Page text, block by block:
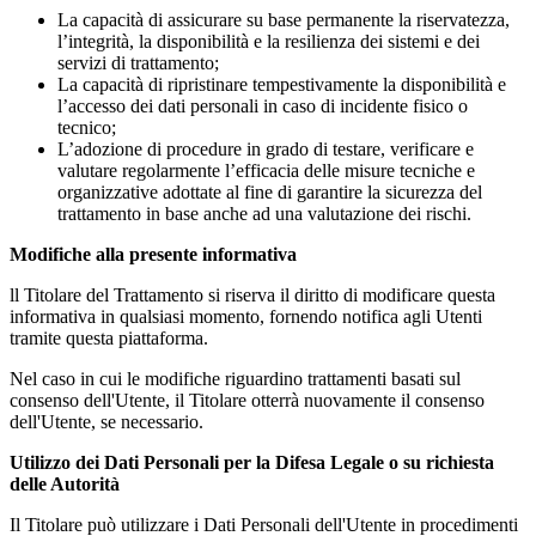
La capacità di assicurare su base permanente la riservatezza,
l’integrità, la disponibilità e la resilienza dei sistemi e dei
servizi di trattamento;
La capacità di ripristinare tempestivamente la disponibilità e
l’accesso dei dati personali in caso di incidente fisico o
tecnico;
L’adozione di procedure in grado di testare, verificare e
valutare regolarmente l’efficacia delle misure tecniche e
organizzative adottate al fine di garantire la sicurezza del
trattamento in base anche ad una valutazione dei rischi.
Modifiche alla presente informativa
ll Titolare del Trattamento si riserva il diritto di modificare questa
informativa in qualsiasi momento, fornendo notifica agli Utenti
tramite questa piattaforma.
Nel caso in cui le modifiche riguardino trattamenti basati sul
consenso dell'Utente, il Titolare otterrà nuovamente il consenso
dell'Utente, se necessario.
Utilizzo dei Dati Personali per la Difesa Legale o su richiesta
delle Autorità
Il Titolare può utilizzare i Dati Personali dell'Utente in procedimenti